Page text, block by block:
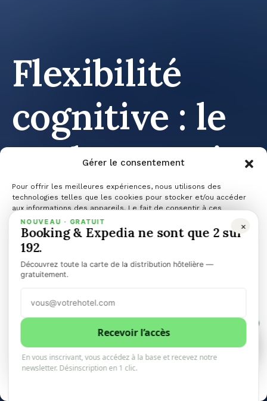
Gérer le consentement
Pour offrir les meilleures expériences, nous utilisons des
technologies telles que les cookies pour stocker et/ou accéder
aux informations des appareils. Le fait de consentir à ces
technologies nous permettra de traiter des données telles que le
comportement de navigation ou les ID uniques sur ce site. Le fait
de ne pas consentir ou de retirer son consentement peut avoir un
effet négatif sur certaines caractéristiques et fonctions.
Gérer les services
Accepter
Refuser
Voir les préférences
Flexibilité
cognitive : le
seul souvenir
qui mérite
vraiment
d’être
rapporté
×
NOUVEAU · GRATUIT
Booking & Expedia ne sont que 2 sur
192.
Découvrez toute la carte de la distribution hôtelière —
gratuitement.
Recevoir l’accès
En vous inscrivant, vous accédez à la base et recevez notre
newsletter. Désinscription en 1 clic.